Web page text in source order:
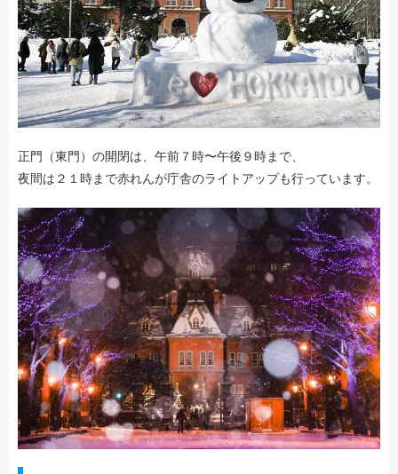
正門（東門）の開閉は、午前７時〜午後９時まで、
夜間は２１時まで赤れんが庁舎のライトアップも行っています。